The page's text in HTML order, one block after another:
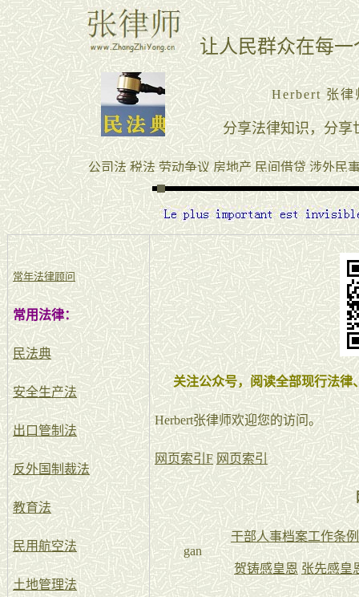
常年法律顾问
常用法律：
民法典
安全生产法
出口管制法
反外国制裁法
教育法
民用航空法
土地管理法
关注公众号，阅读全部现行法律
Herbert张律师欢迎您的访问。
网页索引F 网页索引
gan
干部人事档案工作条例
贺铸感皇恩 张先感皇